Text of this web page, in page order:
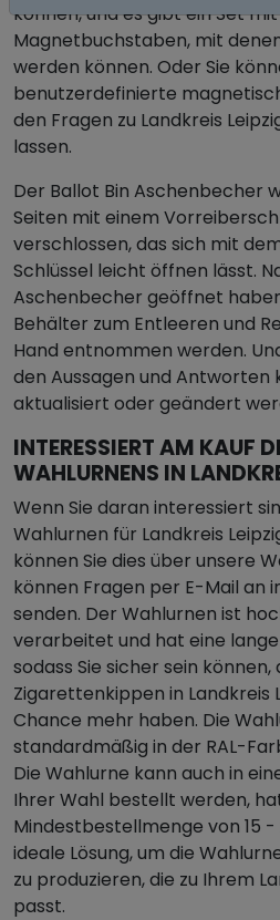
können, und es gibt ein Set mit
Magnetbuchstaben, mit
werden können. Oder Sie
benutzerdefinierte
den Fragen zu Landkreis
lassen.
Der Ballot Bin Aschenbecher
Seiten mit einem
verschlossen, das sich mit
Schlüssel leicht öffnen lässt.
Aschenbecher geöffnet
Behälter zum Entleeren und
Hand entnommen werden.
den Aussagen und Antworten
aktualisiert oder geändert
INTERESSIERT AM KAUF
WAHLURNENS IN
Wenn Sie daran interessiert
Wahlurnen für Landkreis
können Sie dies über unsere
können Fragen per E-Mail an
senden. Der Wahlurnen ist
verarbeitet und hat eine
sodass Sie sicher sein können,
Zigarettenkippen in Landkreis
Chance mehr haben. Die
standardmäßig in der RAL-
Die Wahlurne kann auch in
Ihrer Wahl bestellt werden,
Mindestbestellmenge von 15 -
ideale Lösung, um die
zu produzieren, die zu Ihrem
passt.